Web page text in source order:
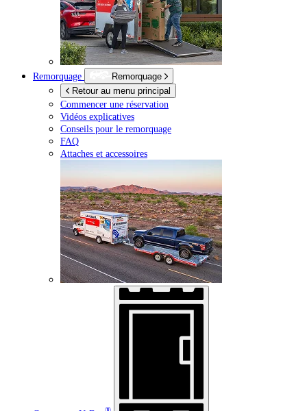
Remorquage
Remorquage
Retour au menu principal
Commencer une réservation
Vidéos explicatives
Conseils pour le remorquage
FAQ
Attaches et accessoires